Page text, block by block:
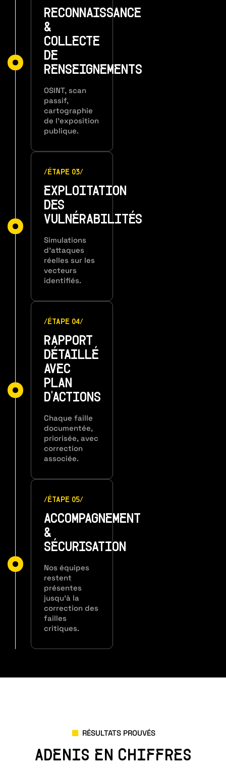
RECONNAISSANCE
&
COLLECTE
DE
RENSEIGNEMENTS
OSINT, scan
passif,
cartographie
de l’exposition
publique.
/ÉTAPE 03/
EXPLOITATION
DES
VULNÉRABILITÉS
Simulations
d’attaques
réelles sur les
vecteurs
identifiés.
/ÉTAPE 04/
RAPPORT
DÉTAILLÉ
AVEC
PLAN
D'ACTIONS
Chaque faille
documentée,
priorisée, avec
correction
associée.
/ÉTAPE 05/
ACCOMPAGNEMENT
&
SÉCURISATION
Nos équipes
restent
présentes
jusqu’à la
correction des
failles
critiques.
RÉSULTATS PROUVÉS
ADENIS EN CHIFFRES